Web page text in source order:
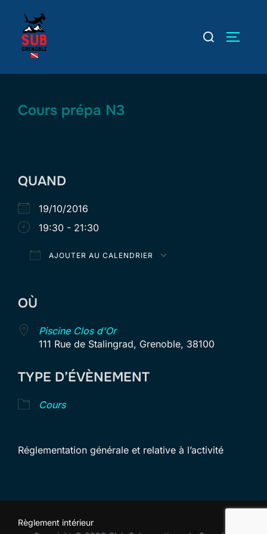
contenu
Rechercher :
Cours prépa N3
QUAND
19/10/2016
19:30 - 21:30
AJOUTER AU CALENDRIER
OÙ
Piscine Clos d'Or
111 Rue de Stalingrad, Grenoble, 38100
TYPE D’ÉVÈNEMENT
Cours
Réglementation générale et relative à l’activité
Règlement intérieur